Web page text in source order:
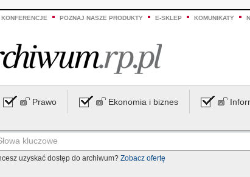
POZNAJ NASZE PRODUKTY E-SKLEP KOMUNIKATY
Prawo Ekonomia i biznes
uzyskać dostęp do archiwum? Zobacz ofertę